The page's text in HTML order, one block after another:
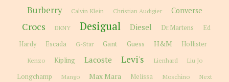
Burberry Calvin Klein Christian Audigier Converse
Crocs DKNY Desigual Diesel Dr.Martens
Ed
Hardy
Escada G-Star Gant Guess H&M Hollister
Kenzo Kipling Lacoste Levi's Lienhard Liu Jo
Longchamp Mango Max Mara Melissa Moschino
Next